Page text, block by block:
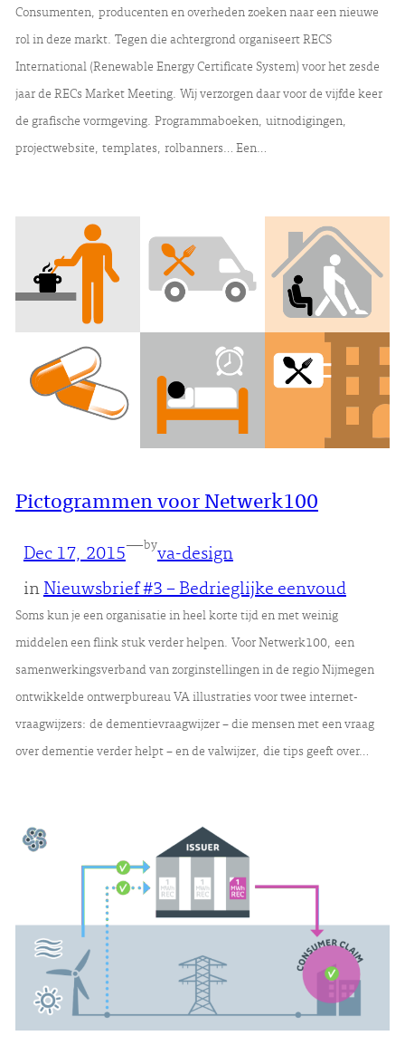
Consumenten, producenten en overheden zoeken naar een nieuwe
rol in deze markt. Tegen die achtergrond organiseert RECS
International (Renewable Energy Certificate System) voor het zesde
jaar de RECs Market Meeting. Wij verzorgen daar voor de vijfde keer
de grafische vormgeving. Programmaboeken, uitnodigingen,
projectwebsite, templates, rolbanners… Een…
Pictogrammen voor Netwerk100
Dec 17, 2015—byva-design
in Nieuwsbrief #3 – Bedrieglijke eenvoud
Soms kun je een organisatie in heel korte tijd en met weinig
middelen een flink stuk verder helpen. Voor Netwerk100, een
samenwerkingsverband van zorginstellingen in de regio Nijmegen
ontwikkelde ontwerpbureau VA illustraties voor twee internet-
vraagwijzers: de dementievraagwijzer – die mensen met een vraag
over dementie verder helpt – en de valwijzer, die tips geeft over…